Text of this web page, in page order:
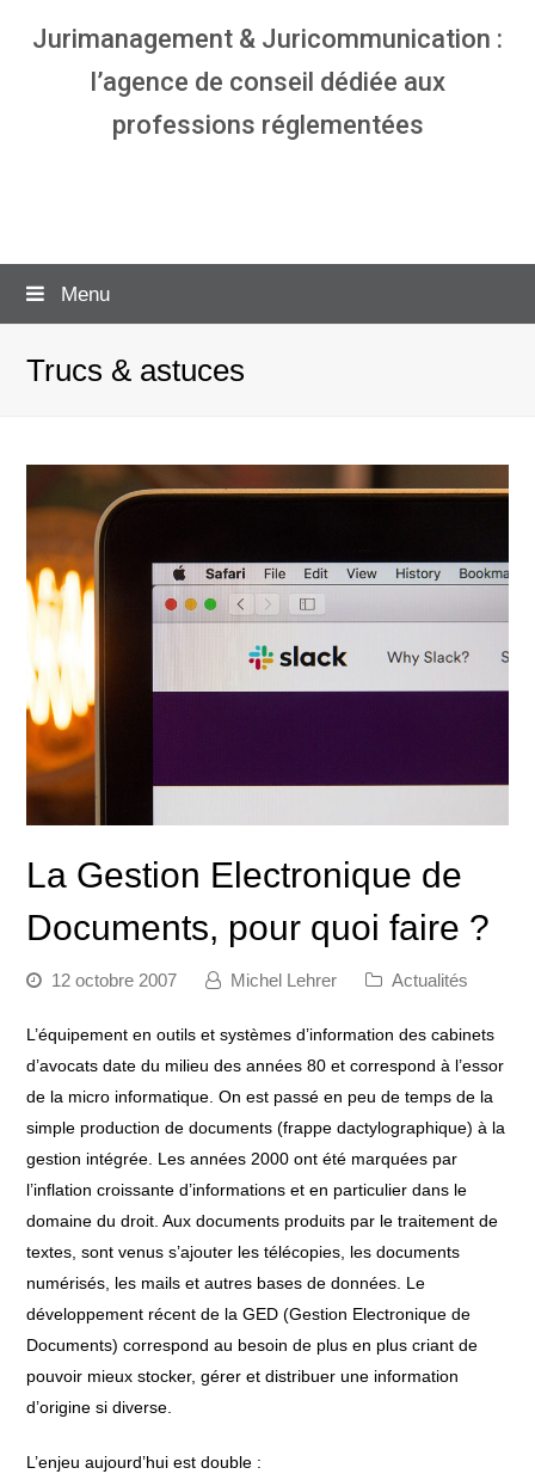
Jurimanagement & Juricommunication :
l’agence de conseil dédiée aux
professions réglementées
Menu
Trucs & astuces
La Gestion Electronique de
Documents, pour quoi faire ?
12 octobre 2007 Michel Lehrer Actualités
L’équipement en outils et systèmes d’information des cabinets
d’avocats date du milieu des années 80 et correspond à l’essor
de la micro informatique. On est passé en peu de temps de la
simple production de documents (frappe dactylographique) à la
gestion intégrée. Les années 2000 ont été marquées par
l’inflation croissante d’informations et en particulier dans le
domaine du droit. Aux documents produits par le traitement de
textes, sont venus s’ajouter les télécopies, les documents
numérisés, les mails et autres bases de données. Le
développement récent de la GED (Gestion Electronique de
Documents) correspond au besoin de plus en plus criant de
pouvoir mieux stocker, gérer et distribuer une information
d’origine si diverse.
L’enjeu aujourd’hui est double :